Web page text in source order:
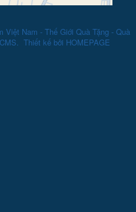
Việt Nam - Thế Giới Quà Tặng - Quà
Thiết kế bởi HOMEPAGE